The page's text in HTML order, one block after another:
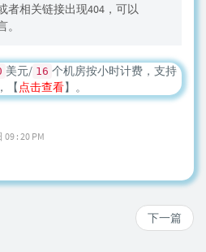
者相关链接出现404，可以
美元/ 16 个机房按小时计费，支持
【 点击查看】。
: 20 PM
下一篇